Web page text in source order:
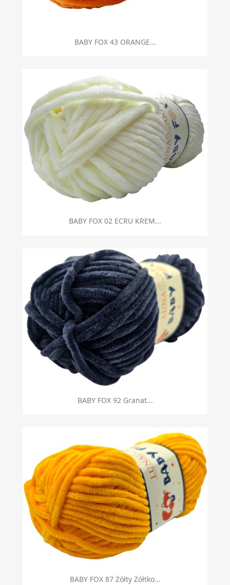
BABY FOX 43 ORANGE...
BABY FOX 02 ECRU KREM...
BABY FOX 92 Granat...
BABY FOX 87 Żółty Żółtko...